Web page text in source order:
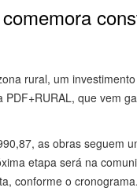
rural, um
que vem
as obras seguem
etapa será na
conforme o cronograma.